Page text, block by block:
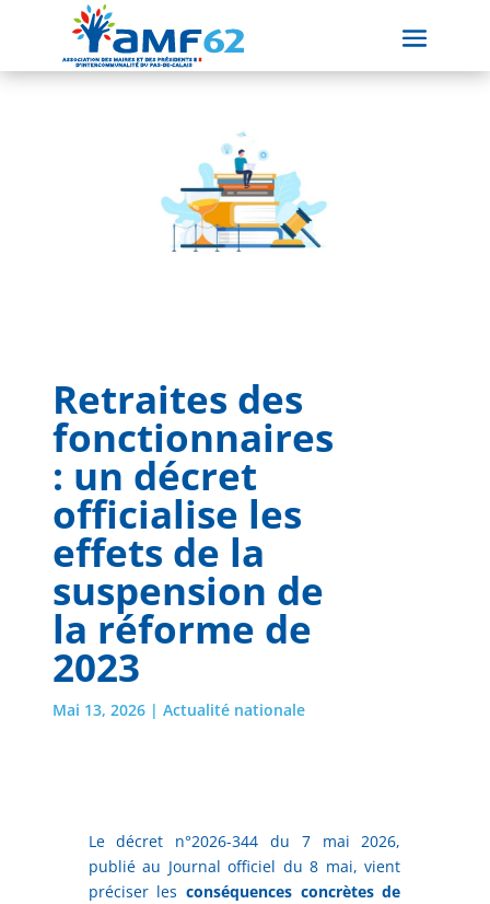
Retraites des
fonctionnaires
: un décret
officialise les
effets de la
suspension de
la réforme de
2023
Mai 13, 2026| Actualité nationale
Le décret n°2026-344 du 7 mai 2026,
publié au Journal officiel du 8 mai, vient
préciser les conséquences concrètes de